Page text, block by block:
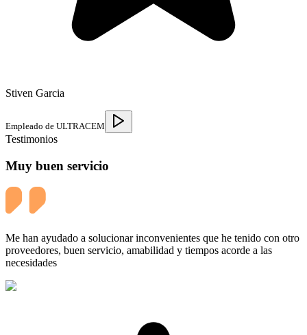
Stiven Garcia
Empleado de ULTRACEM
Testimonios
Muy buen servicio
Me han ayudado a solucionar inconvenientes que he tenido con otro
proveedores, buen servicio, amabilidad y tiempos acorde a las
necesidades